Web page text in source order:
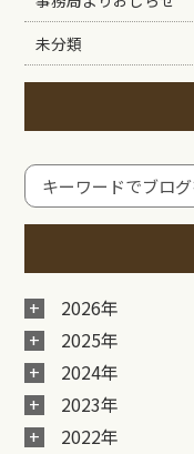
未分類
2026年
2025年
2024年
2023年
2022年